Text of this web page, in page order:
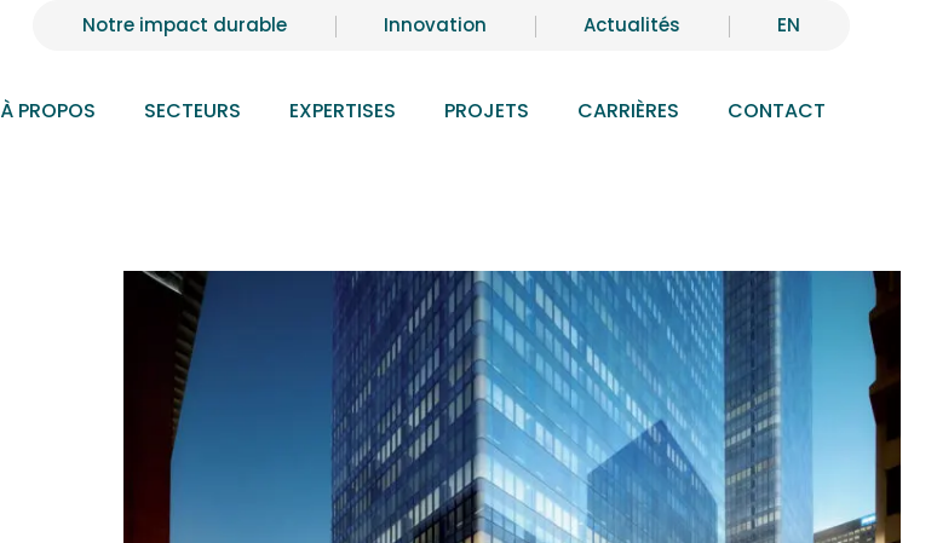
Notre impact durable Innovation Actualités EN
À PROPOS SECTEURS EXPERTISES PROJETS CARRIÈRES CONTACT